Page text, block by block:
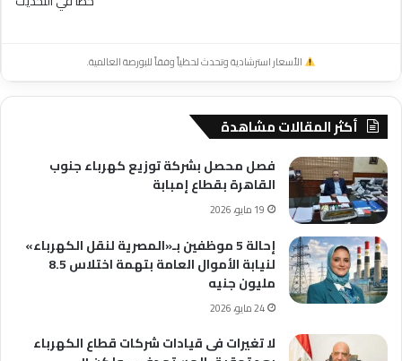
الأسعار استرشادية وتحدث لحظياً وفقاً للبورصة العالمية.
أكثر المقالات مشاهدة
فصل محصل بشركة توزيع كهرباء جنوب
القاهرة بقطاع إمبابة
19 مايو، 2026
إحالة 5 موظفين بـ«المصرية لنقل الكهرباء»
لنيابة الأموال العامة بتهمة اختلاس 8.5
مليون جنيه
24 مايو، 2026
لا تغيرات فى قيادات شركات قطاع الكهرباء